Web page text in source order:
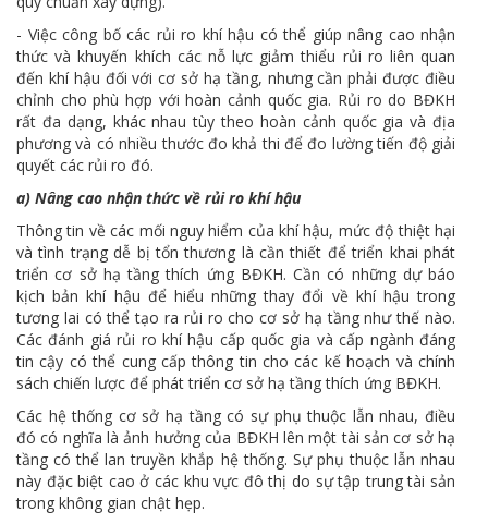
- Việc công bố các rủi ro khí hậu có thể giúp nâng cao nhận
thức và khuyến khích các nỗ lực giảm thiểu rủi ro liên quan
đến khí hậu đối với cơ sở hạ tầng, nhưng cần phải được điều
chỉnh cho phù hợp với hoàn cảnh quốc gia. Rủi ro do BĐKH
rất đa dạng, khác nhau tùy theo hoàn cảnh quốc gia và địa
phương và có nhiều thước đo khả thi để đo lường tiến độ giải
quyết các rủi ro đó.
a) Nâng cao nhận thức về rủi ro khí hậu
Thông tin về các mối nguy hiểm của khí hậu, mức độ thiệt hại
và tình trạng dễ bị tổn thương là cần thiết để triển khai phát
triển cơ sở hạ tầng thích ứng BĐKH. Cần có những dự báo
kịch bản khí hậu để hiểu những thay đổi về khí hậu trong
tương lai có thể tạo ra rủi ro cho cơ sở hạ tầng như thế nào.
Các đánh giá rủi ro khí hậu cấp quốc gia và cấp ngành đáng
tin cậy có thể cung cấp thông tin cho các kế hoạch và chính
sách chiến lược để phát triển cơ sở hạ tầng thích ứng BĐKH.
Các hệ thống cơ sở hạ tầng có sự phụ thuộc lẫn nhau, điều
đó có nghĩa là ảnh hưởng của BĐKH lên một tài sản cơ sở hạ
tầng có thể lan truyền khắp hệ thống. Sự phụ thuộc lẫn nhau
này đặc biệt cao ở các khu vực đô thị do sự tập trung tài sản
trong không gian chật hẹp.